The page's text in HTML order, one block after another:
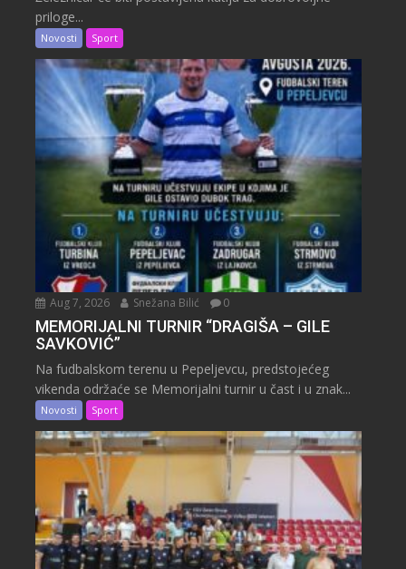
priloge...
Novosti Sport
Aug 7, 2026 Snežana Bilić 0
MEMORIJALNI TURNIR “DRAGIŠA – GILE
SAVKOVIĆ”
Na fudbalskom terenu u Pepeljevcu, predstojećeg
vikenda održaće se Memorijalni turnir u čast i u znak...
Novosti Sport